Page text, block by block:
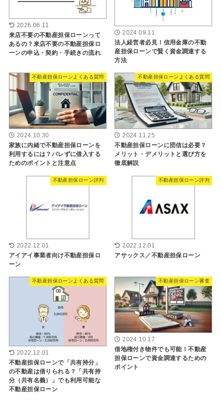
2026.06.11
来店不要の不動産担保ローンって
あるの？来店不要の不動産担保ロ
ーンの申込・契約・手続きの流れ
2024.09.11
法人経営者必見！信用金庫の不動
産担保ローンで賢く資金調達する
方法
不動産担保ローンよくある質問
2024.10.30
家族に内緒で不動産担保ローンを
利用するには？バレずに借入する
ためのポイントと注意点
不動産担保ローンよくある質問
2024.11.25
不動産担保ローンに団信は必要？
メリット・デメリットと選び方を
徹底解説
不動産担保ローン評判
2022.12.01
アイアイ事業者向け不動産担保ロ
ーン
不動産担保ローン評判
2022.12.01
アサックス／不動産担保ローン
不動産担保ローンよくある質問
2022.12.01
不動産担保ローンで「共有持分」
の不動産は借りられる？「共有持
分（共有名義）」でも利用可能な
不動産担保ローン
不動産担保ローン審査
2024.10.17
借地権付き物件でも可能！不動産
担保ローンで資金調達するための
ポイント